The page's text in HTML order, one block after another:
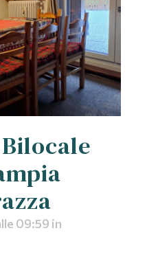
Bilocale
09:59 in